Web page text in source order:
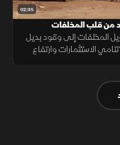
02:35
من قلب المخلفات
المخلفات إلى وقود بديل
الاستثمارات وارتفاع